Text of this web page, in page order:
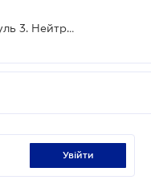
Серія вебінарів по обшукам: "Модуль 3. Нейтралізація наслідків обшуку, повернення вилученого майна. Непрямі методи захисту"
увійти